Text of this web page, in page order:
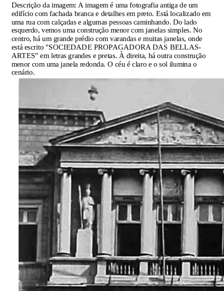
Descrição da imagem: A imagem é uma fotografia antiga de um
edifício com fachada branca e detalhes em preto. Está localizado em
uma rua com calçadas e algumas pessoas caminhando. Do lado
esquerdo, vemos uma construção menor com janelas simples. No
centro, há um grande prédio com varandas e muitas janelas, onde
está escrito "SOCIEDADE PROPAGADORA DAS BELLAS-
ARTES" em letras grandes e pretas. À direita, há outra construção
menor com uma janela redonda. O céu é claro e o sol ilumina o
cenário.